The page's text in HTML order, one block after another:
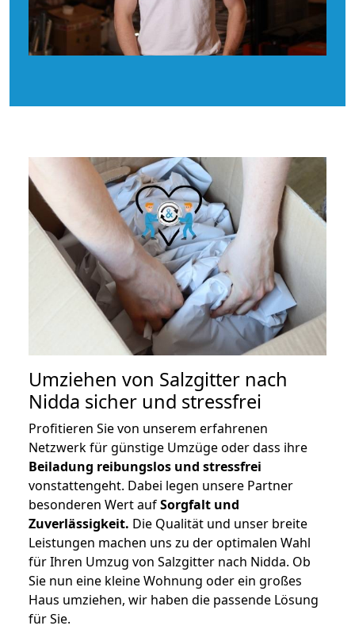
Umziehen von Salzgitter nach
Nidda sicher und stressfrei
Profitieren Sie von unserem erfahrenen
Netzwerk für günstige Umzüge oder dass ihre
Beiladung reibungslos und stressfrei
vonstattengeht. Dabei legen unsere Partner
besonderen Wert aufSorgfalt und
Zuverlässigkeit. Die Qualität und unser breite
Leistungen machen uns zu der optimalen Wahl
für Ihren Umzug von Salzgitter nach Nidda. Ob
Sie nun eine kleine Wohnung oder ein großes
Haus umziehen, wir haben die passende Lösung
für Sie.